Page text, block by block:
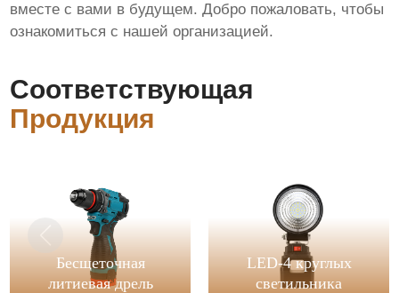
вместе с вами в будущем. Добро пожаловать, чтобы
ознакомиться с нашей организацией.
Соответствующая
Продукция
Бесщеточная
литиевая дрель
LED-4 круглых
светильника